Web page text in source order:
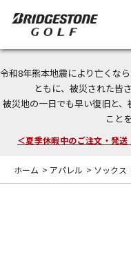
令和8年熊本地震により亡くな
ともに、被災された皆
被災地の一日でも早い復旧と
こと
今なら新規会員登録で1,000
＜商品配送に関するお知らせ
＜夏季休暇中のご注文・発送
ホーム > アパレル > ソックス